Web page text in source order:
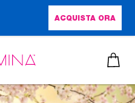
ACQUISTA ORA